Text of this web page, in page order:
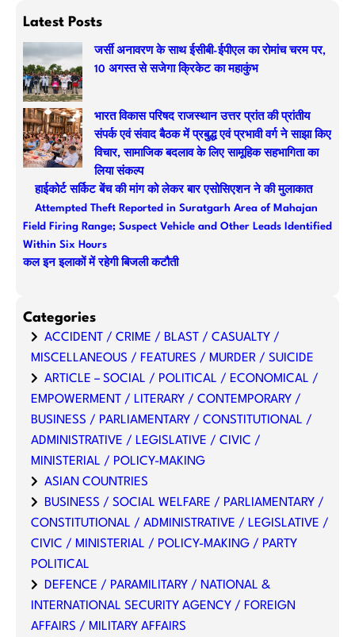
a
c
h
Latest Posts
जर्सी अनावरण के साथ ईसीबी-ईपीएल का रोमांच चरम पर,
10 अगस्त से सजेगा क्रिकेट का महाकुंभ
भारत विकास परिषद राजस्थान उत्तर प्रांत की प्रांतीय
संपर्क एवं संवाद बैठक में प्रबुद्ध एवं प्रभावी वर्ग ने साझा किए
विचार, सामाजिक बदलाव के लिए सामूहिक सहभागिता का
लिया संकल्प
हाईकोर्ट सर्किट बेंच की मांग को लेकर बार एसोसिएशन ने की मुलाकात
Attempted Theft Reported in Suratgarh Area of Mahajan
Field Firing Range; Suspect Vehicle and Other Leads Identified
Within Six Hours
कल इन इलाकों में रहेगी बिजली कटौती
Categories
ACCIDENT / CRIME / BLAST / CASUALTY /
MISCELLANEOUS / FEATURES / MURDER / SUICIDE
ARTICLE – SOCIAL / POLITICAL / ECONOMICAL /
EMPOWERMENT / LITERARY / CONTEMPORARY /
BUSINESS / PARLIAMENTARY / CONSTITUTIONAL /
ADMINISTRATIVE / LEGISLATIVE / CIVIC /
MINISTERIAL / POLICY-MAKING
ASIAN COUNTRIES
BUSINESS / SOCIAL WELFARE / PARLIAMENTARY /
CONSTITUTIONAL / ADMINISTRATIVE / LEGISLATIVE /
CIVIC / MINISTERIAL / POLICY-MAKING / PARTY
POLITICAL
DEFENCE / PARAMILITARY / NATIONAL &
INTERNATIONAL SECURITY AGENCY / FOREIGN
AFFAIRS / MILITARY AFFAIRS